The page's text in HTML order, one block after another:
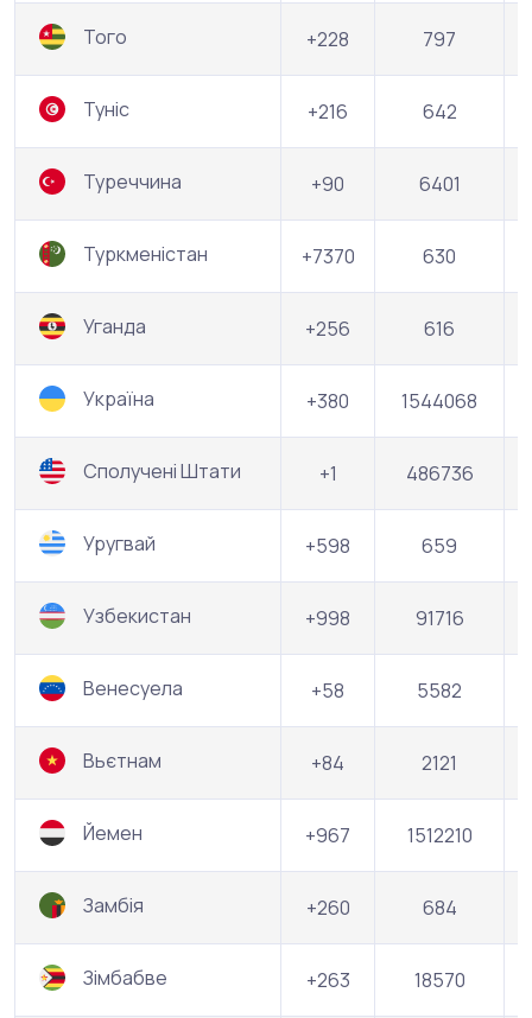
Того +228 797
Туніс +216 642
Туреччина +90 6401
Туркменістан +7370 630
Уганда +256 616
Україна +380 1544068
Сполучені Штати +1 486736
Уругвай +598 659
Узбекистан +998 91716
Венесуела +58 5582
Вьєтнам +84 2121
Йемен +967 1512210
Замбія +260 684
Зімбабве +263 18570